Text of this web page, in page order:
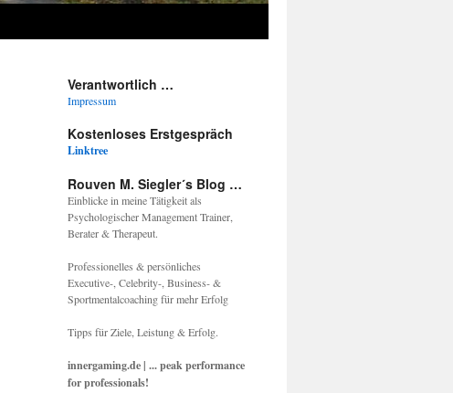
Verantwortlich …
Impressum
Kostenloses Erstgespräch
Linktree
Rouven M. Siegler´s Blog …
Einblicke in meine Tätigkeit als
Psychologischer Management Trainer,
Berater & Therapeut.
Professionelles & persönliches
Executive-, Celebrity-, Business- &
Sportmentalcoaching für mehr Erfolg
Tipps für Ziele, Leistung & Erfolg.
innergaming.de | ... peak performance
for professionals!